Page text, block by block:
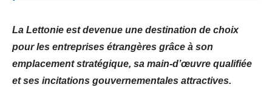
La Lettonie est devenue une destination de choix
pour les entreprises étrangères grâce à son
emplacement stratégique, sa main-d’œuvre qualifiée
et ses incitations gouvernementales attractives.